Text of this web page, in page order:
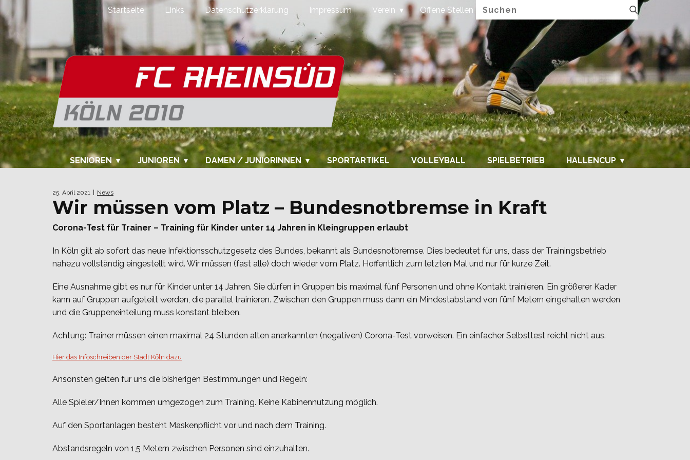
Startseite Links Datenschutzerklärung Impressum Verein Offene Stellen FUPA.net
SENIOREN JUNIOREN DAMEN / JUNIORINNEN SPORTARTIKEL VOLLEYBALL SPIELBETRIEB HALLENCUP
25. April 2021 News
Wir müssen vom Platz – Bundesnotbremse in Kraft
Corona-Test für Trainer – Training für Kinder unter 14 Jahren in Kleingruppen erlaubt
In Köln gilt ab sofort das neue Infektionsschutzgesetz des Bundes, bekannt als Bundesnotbremse. Dies bedeutet für uns, dass der Trainingsbetrieb
nahezu vollständig eingestellt wird. Wir müssen (fast alle) doch wieder vom Platz. Hoffentlich zum letzten Mal und nur für kurze Zeit.
Eine Ausnahme gibt es nur für Kinder unter 14 Jahren. Sie dürfen in Gruppen bis maximal fünf Personen und ohne Kontakt trainieren. Ein größerer Kader
kann auf Gruppen aufgeteilt werden, die parallel trainieren. Zwischen den Gruppen muss dann ein Mindestabstand von fünf Metern eingehalten werden
und die Gruppeneinteilung muss konstant bleiben.
Achtung: Trainer müssen einen maximal 24 Stunden alten anerkannten (negativen) Corona-Test vorweisen. Ein einfacher Selbsttest reicht nicht aus.
Hier das Infoschreiben der Stadt Köln dazu
Ansonsten gelten für uns die bisherigen Bestimmungen und Regeln:
Alle Spieler/Innen kommen umgezogen zum Training. Keine Kabinennutzung möglich.
Auf den Sportanlagen besteht Maskenpflicht vor und nach dem Training.
Abstandsregeln von 1,5 Metern zwischen Personen sind einzuhalten.